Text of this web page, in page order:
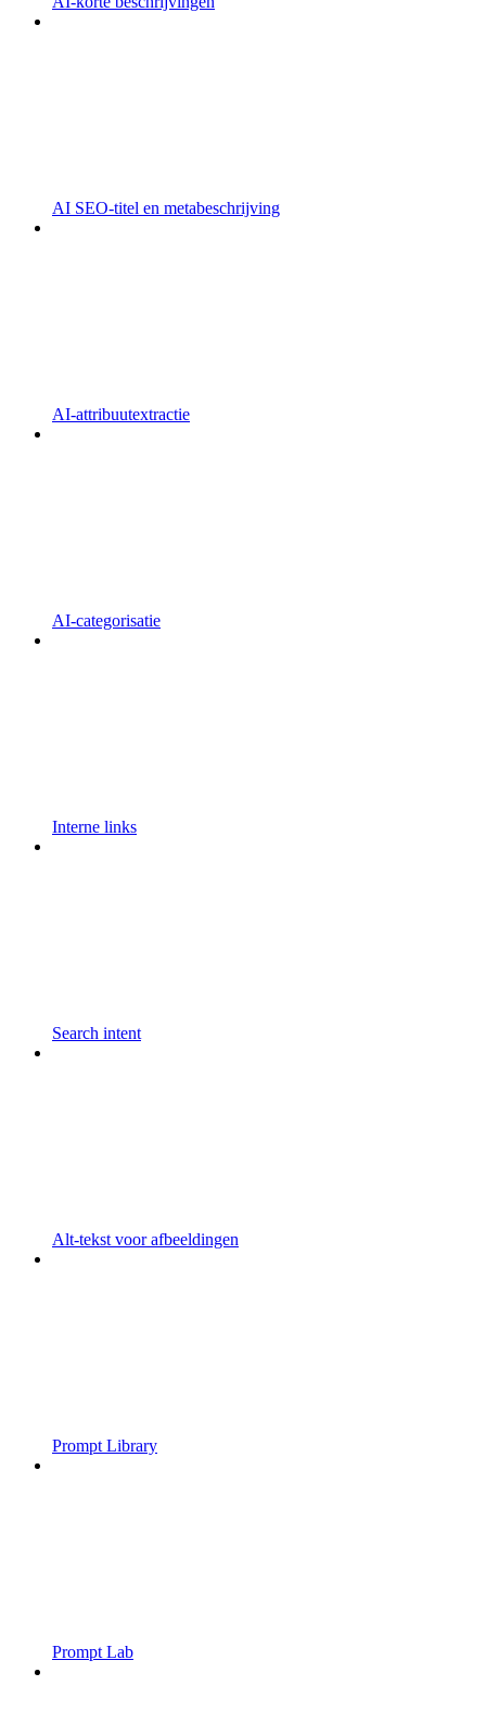
AI SEO-titel en metabeschrijving
AI-attribuutextractie
AI-categorisatie
Interne links
Search intent
Alt-tekst voor afbeeldingen
Prompt Library
Prompt Lab